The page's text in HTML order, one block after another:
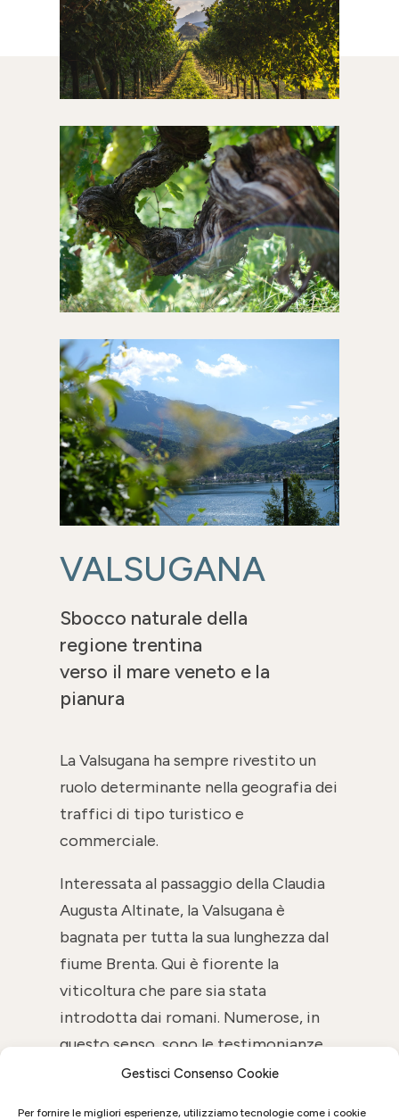
Gestisci Consenso Cookie
Per fornire le migliori esperienze, utilizziamo tecnologie come i cookie
VALSUGANA
Sbocco naturale della
regione trentina
verso il mare veneto e la
pianura
La Valsugana ha sempre rivestito un
ruolo determinante nella geografia dei
traffici di tipo turistico e
commerciale.
Interessata al passaggio della Claudia
Augusta Altinate, la Valsugana è
bagnata per tutta la sua lunghezza dal
fiume Brenta. Qui è fiorente la
viticoltura che pare sia stata
introdotta dai romani. Numerose, in
questo senso, sono le testimonianze
che attestano la vocazione vinicola